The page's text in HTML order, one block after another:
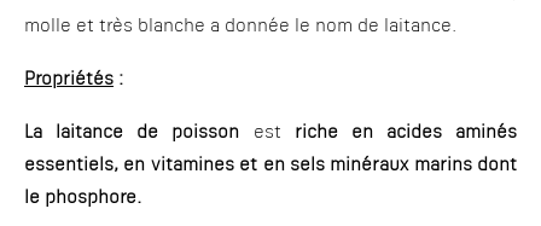
molle et très blanche a donnée le nom de laitance.
Propriétés :
La laitance de poisson est riche en acides aminés
essentiels, en vitamines et en sels minéraux marins dont
le phosphore.